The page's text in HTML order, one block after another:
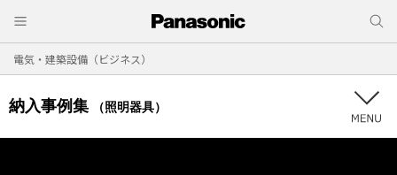
電気・建築設備（ビジネス）
納入事例集 （照明器具）